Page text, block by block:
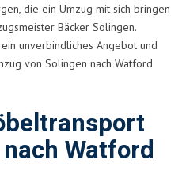
die ein Umzug mit sich bringen
Bäcker Solingen.
unverbindliches Angebot und
von Solingen nach Watford
Watford